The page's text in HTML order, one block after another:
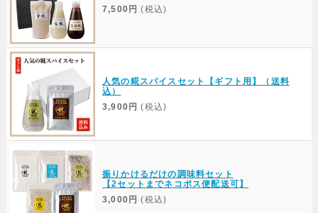
7,500円 (税込)
人気の糀スパイスセット【ギフト用】（送料
込）
3,900円 (税込)
振りかけるだけの調味料セット
【2セットまでネコポス便配送可】
3,000円 (税込)